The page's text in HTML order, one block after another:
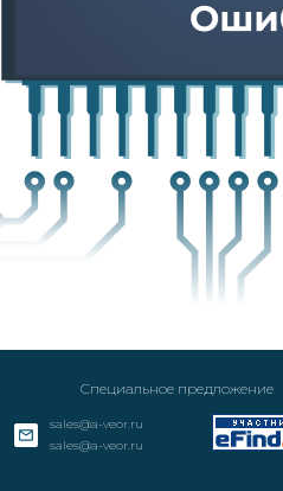
Специальное предложение
sales@a-veor.ru
sales@a-veor.ru